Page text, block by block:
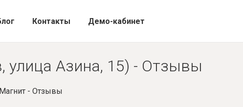
Контакты Демо-кабинет
улица Азина, 15) - Отзывы
Магнит - Отзывы